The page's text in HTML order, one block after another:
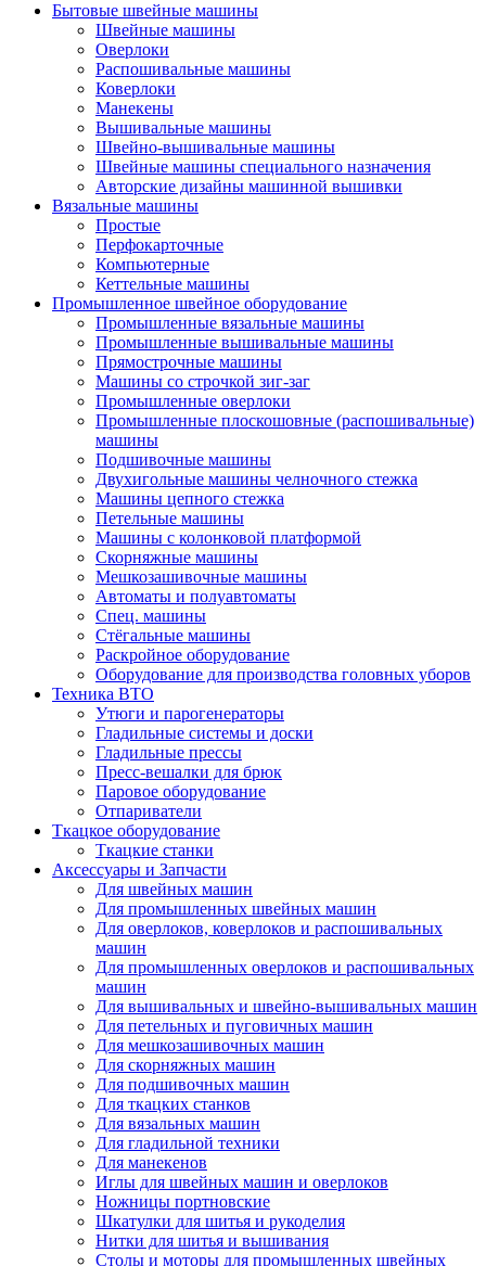
Бытовые швейные машины
Швейные машины
Оверлоки
Распошивальные машины
Коверлоки
Манекены
Вышивальные машины
Швейно-вышивальные машины
Швейные машины специального назначения
Авторские дизайны машинной вышивки
Вязальные машины
Простые
Перфокарточные
Компьютерные
Кеттельные машины
Промышленное швейное оборудование
Промышленные вязальные машины
Промышленные вышивальные машины
Прямострочные машины
Машины со строчкой зиг-заг
Промышленные оверлоки
Промышленные плоскошовные (распошивальные)
машины
Подшивочные машины
Двухигольные машины челночного стежка
Машины цепного стежка
Петельные машины
Машины с колонковой платформой
Cкорняжные машины
Мешкозашивочные машины
Автоматы и полуавтоматы
Спец. машины
Стёгальные машины
Раскройное оборудование
Оборудование для производства головных уборов
Техника ВТО
Утюги и парогенераторы
Гладильные системы и доски
Гладильные прессы
Пресс-вешалки для брюк
Паровое оборудование
Отпариватели
Ткацкое оборудование
Ткацкие станки
Аксессуары и Запчасти
Для швейных машин
Для промышленных швейных машин
Для оверлоков, коверлоков и распошивальных
машин
Для промышленных оверлоков и распошивальных
машин
Для вышивальных и швейно-вышивальных машин
Для петельных и пуговичных машин
Для мешкозашивочных машин
Для скорняжных машин
Для подшивочных машин
Для ткацких станков
Для вязальных машин
Для гладильной техники
Для манекенов
Иглы для швейных машин и оверлоков
Ножницы портновские
Шкатулки для шитья и рукоделия
Нитки для шитья и вышивания
Столы и моторы для промышленных швейных